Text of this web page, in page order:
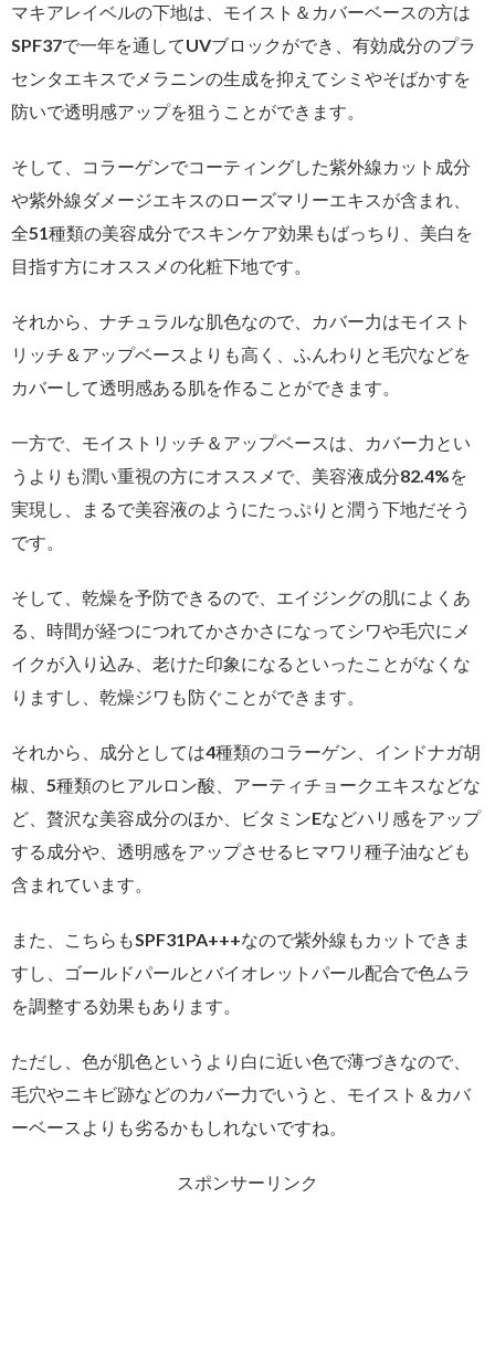
マキアレイベルの下地は、モイスト＆カバーベースの方は
SPF37で一年を通してUVブロックができ、有効成分のプラ
センタエキスでメラニンの生成を抑えてシミやそばかすを
防いで透明感アップを狙うことができます。
そして、コラーゲンでコーティングした紫外線カット成分
や紫外線ダメージエキスのローズマリーエキスが含まれ、
全51種類の美容成分でスキンケア効果もばっちり、美白を
目指す方にオススメの化粧下地です。
それから、ナチュラルな肌色なので、カバー力はモイスト
リッチ＆アップベースよりも高く、ふんわりと毛穴などを
カバーして透明感ある肌を作ることができます。
一方で、モイストリッチ＆アップベースは、カバー力とい
うよりも潤い重視の方にオススメで、美容液成分82.4%を
実現し、まるで美容液のようにたっぷりと潤う下地だそう
です。
そして、乾燥を予防できるので、エイジングの肌によくあ
る、時間が経つにつれてかさかさになってシワや毛穴にメ
イクが入り込み、老けた印象になるといったことがなくな
りますし、乾燥ジワも防ぐことができます。
それから、成分としては4種類のコラーゲン、インドナガ胡
椒、5種類のヒアルロン酸、アーティチョークエキスなどな
ど、贅沢な美容成分のほか、ビタミンEなどハリ感をアップ
する成分や、透明感をアップさせるヒマワリ種子油なども
含まれています。
また、こちらもSPF31PA+++なので紫外線もカットできま
すし、ゴールドパールとバイオレットパール配合で色ムラ
を調整する効果もあります。
ただし、色が肌色というより白に近い色で薄づきなので、
毛穴やニキビ跡などのカバー力でいうと、モイスト＆カバ
ーベースよりも劣るかもしれないですね。
スポンサーリンク